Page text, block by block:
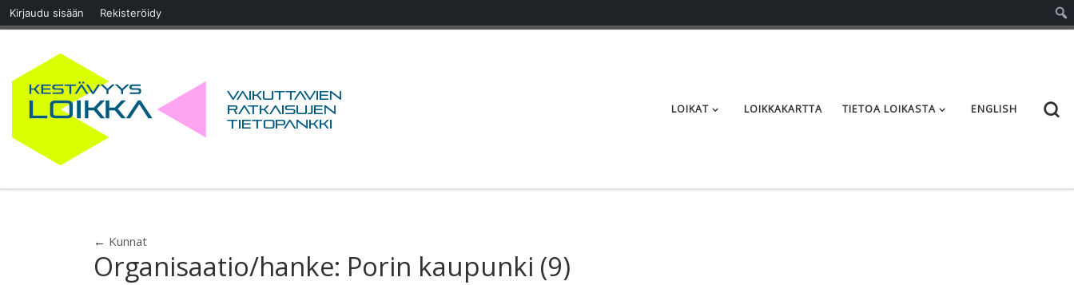
Kirjaudu sisään Rekisteröidy
Skip to content
Vaikuttavien
ratkaisujen
tietopankki
LOIKAT LOIKKAKARTTA TIETOA LOIKASTA ENGLISH
← Kunnat
Organisaatio/hanke: Porin kaupunki (9)